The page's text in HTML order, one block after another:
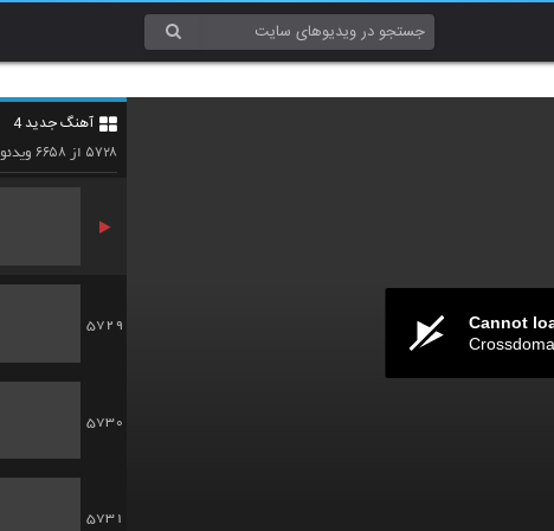
Cannot
آهنگ جدید 4
۵۷۲۸ از ۶۶۵۸ویدئو
5727
5729
5730
5731